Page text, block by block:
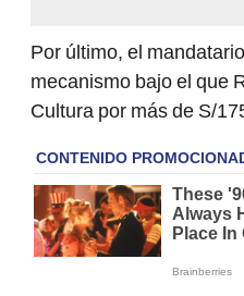
Por último, el
mecanismo bajo el que
Cultura por más de S/